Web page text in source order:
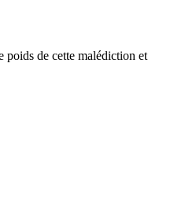
poids de cette malédiction et